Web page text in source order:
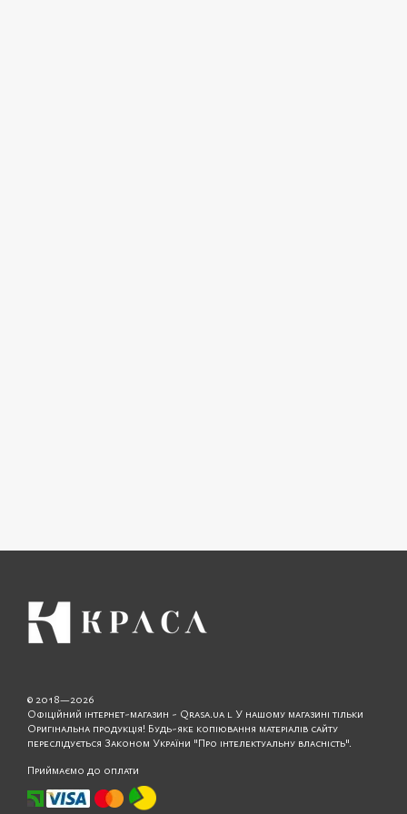
© 2018—2026
Офіційний інтернет-магазин - Qrasa.ua l У нашому магазині тільки
Оригінальна продукція! Будь-яке копіювання матеріалів сайту
переслідується Законом України "Про інтелектуальну власність".
Приймаємо до оплати